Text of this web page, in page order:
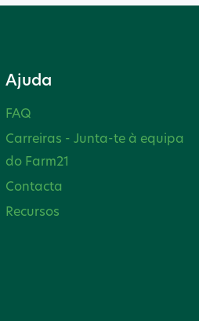
Ajuda
FAQ
Carreiras - Junta-te à equipa
do Farm21
Contacta
Recursos